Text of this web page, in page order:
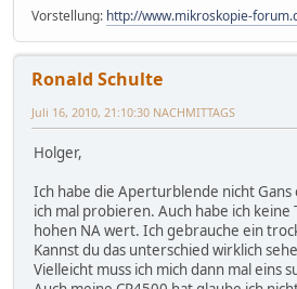
Vorstellung: http://www.mikroskopie-
Ronald Schulte
Juli 16, 2010, 21:10:30 NACHMITTAGS
Holger,
Ich habe die Aperturblende nicht
ich mal probieren. Auch habe ich keine
hohen NA wert. Ich gebrauche ein
Kannst du das unterschied wirklich
Vielleicht muss ich mich dann mal eins